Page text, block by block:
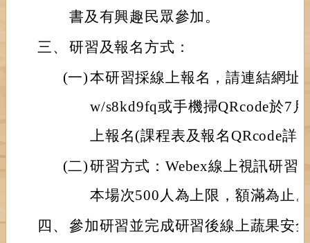
書及有興趣民眾參加。
三、 研習及報名方式：
(一)本研習採線上報名，請連結網址
w/s8kd9fq或手機掃QRcode於7
上報名(課程表及報名QRcode詳
(二)研習方式：Webex線上視訊研習
本場次500人為上限，額滿為止。
四、 參加研習並完成研習後線上蔬果安